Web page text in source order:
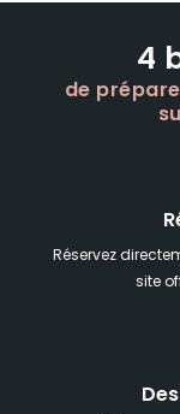
4
de
Réservez
site